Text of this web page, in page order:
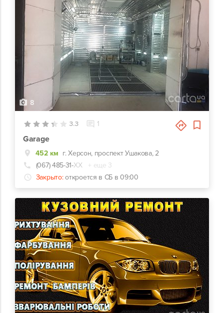
8
3.3 1
Garage
452 км г. Херсон, проспект Ушакова, 2
(067) 485-31-ХХ
+ еще 3
Закрыто: откроется в СБ в 09:00